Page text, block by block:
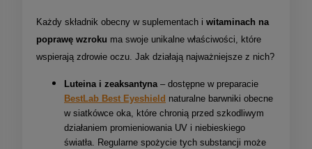
Każdy składnik obecny w suplementach i witaminach na
poprawę wzroku ma swoje unikalne właściwości, które
wspierają zdrowie oczu. Jak działają najważniejsze z nich?
Luteina i zeaksantyna– dostępne w preparacie
BestLab Best Eyeshield naturalne barwniki obecne
w siatkówce oka, które chronią przed szkodliwym
działaniem promieniowania UV i niebieskiego
światła. Regularne spożycie tych substancji może